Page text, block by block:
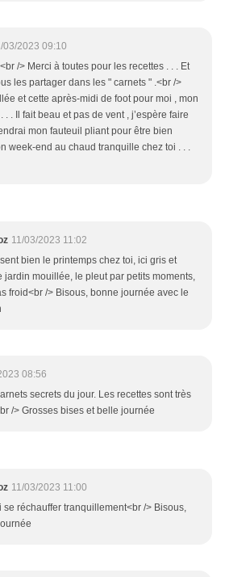
03/2023 09:10
/> Merci à toutes pour les recettes . . . Et
les partager dans les " carnets " .<br />
et cette après-midi de foot pour moi , mon
. . Il fait beau et pas de vent , j’espère faire
mon fauteuil pliant pour être bien
week-end au chaud tranquille chez toi . . .
11/03/2023 11:02
bien le printemps chez toi, ici gris et
jardin mouillée, le pleut par petits moments,
froid<br /> Bisous, bonne journée avec le
08:56
secrets du jour. Les recettes sont très
/> Grosses bises et belle journée
11/03/2023 11:00
se réchauffer tranquillement<br /> Bisous,